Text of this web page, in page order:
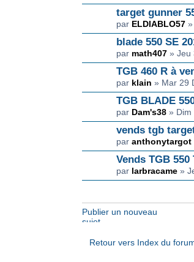
target gunner
par ELDIABLO57
blade 550 SE
par math407 » Jeu
TGB 460 R à
par klain » Mar 29
TGB BLADE
par Dam's38 » Dim
vends tgb
paranthonytargot
Vends TGB
par larbracame »
Publier un nouveau
sujet
Retour vers Index du